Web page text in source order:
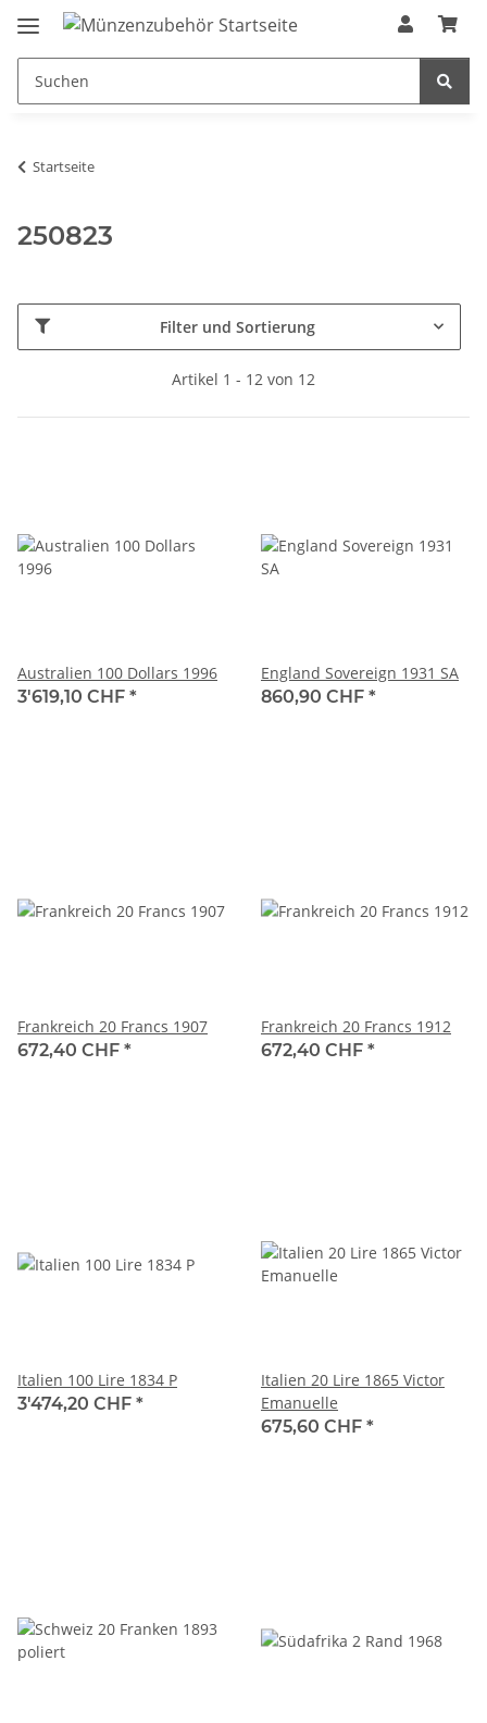
Startseite
250823
Filter und Sortierung
Artikel 1 - 12 von 12
Australien 100 Dollars 1996
3'619,10 CHF *
England Sovereign 1931 SA
860,90 CHF *
Frankreich 20 Francs 1907
672,40 CHF *
Frankreich 20 Francs 1912
672,40 CHF *
Italien 100 Lire 1834 P
3'474,20 CHF *
Italien 20 Lire 1865 Victor
Emanuelle
675,60 CHF *